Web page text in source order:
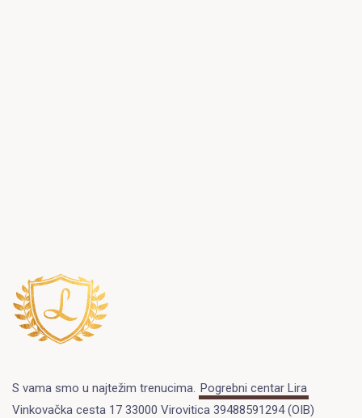
S vama smo u najtežim trenucima. Pogrebni centar Lira
Vinkovačka cesta 17 33000 Virovitica 39488591294 (OIB)